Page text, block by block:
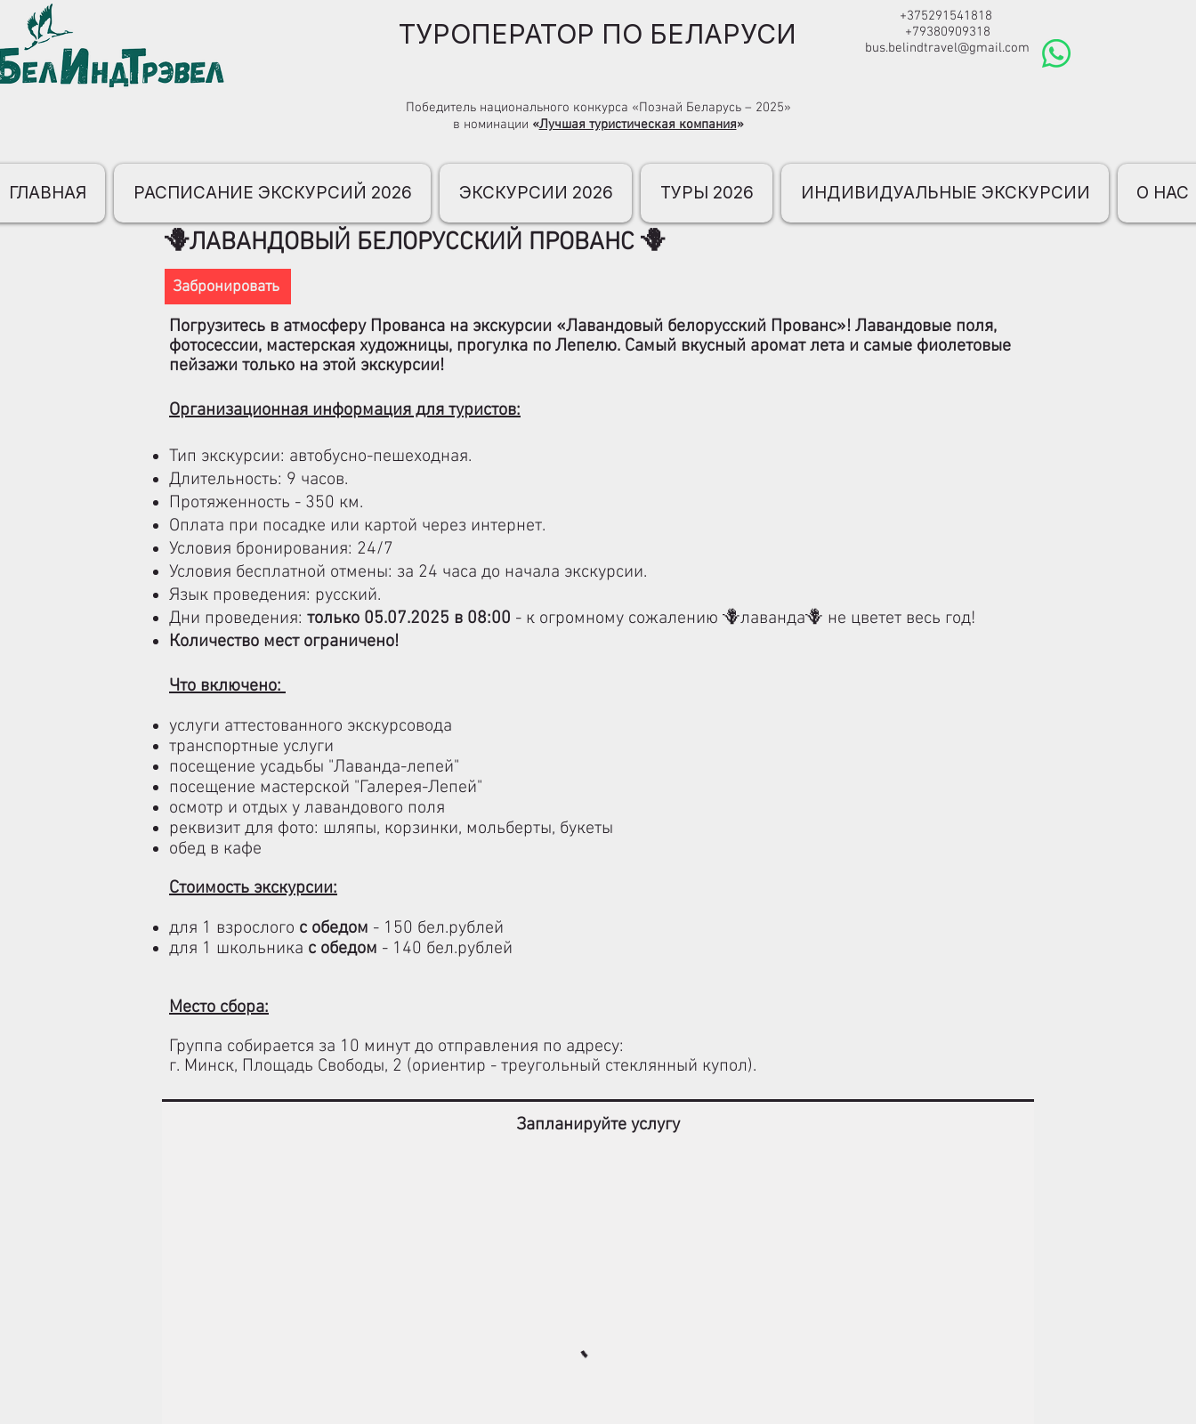
ТУРОПЕРАТОР ПО БЕЛАРУСИ
+375291541818
+79380909318
bus.belindtravel@gmail.com
Победитель национального конкурса «Познай Беларусь – 2025»
в номинации «Лучшая туристическая компания»
ГЛАВНАЯ РАСПИСАНИЕ ЭКСКУРСИЙ 2026 ЭКСКУРСИИ 2026 ТУРЫ 2026 ИНДИВИДУАЛЬНЫЕ ЭКСКУРСИИ О НАС
🪻ЛАВАНДОВЫЙ БЕЛОРУССКИЙ ПРОВАНС 🪻
Забронировать
Погрузитесь в атмосферу Прованса на экскурсии «Лавандовый белорусский Прованс»! Лавандовые поля,
фотосессии, мастерская художницы, прогулка по Лепелю. Самый вкусный аромат лета и самые фиолетовые
пейзажи только на этой экскурсии!
Организационная информация для туристов:
Тип экскурсии: автобусно-пешеходная.
Длительность: 9 часов.
Протяженность - 350 км.
Оплата при посадке или картой через интернет.
Условия бронирования: 24/7
Условия бесплатной отмены: за 24 часа до начала экскурсии.
Язык проведения: русский.
Дни проведения: только 05.07.2025 в 08:00 - к огромному сожалению 🪻лаванда🪻 не цветет весь год!
Количество мест ограничено!
Что включено:
услуги аттестованного экскурсовода
транспортные услуги
по­се­ще­ние усадь­бы "Лаванда-лепей"
по­се­ще­ние ма­стер­ской "Галерея-Лепей"
осмотр и от­дых у лавандового по­ля
реквизит для фо­то: шляпы, корзинки, мольберты, букеты
обед в кафе
Стоимость экскурсии:
для 1 взрослого с обедом - 150 бел.рублей
для 1 школьника с обедом - 140 бел.рублей
Место сбора:
Группа собирается за 10 минут до отправления по адресу:
г. Минск, Площадь Свободы, 2 (ориентир - треугольный стеклянный купол).
Запланируйте услугу